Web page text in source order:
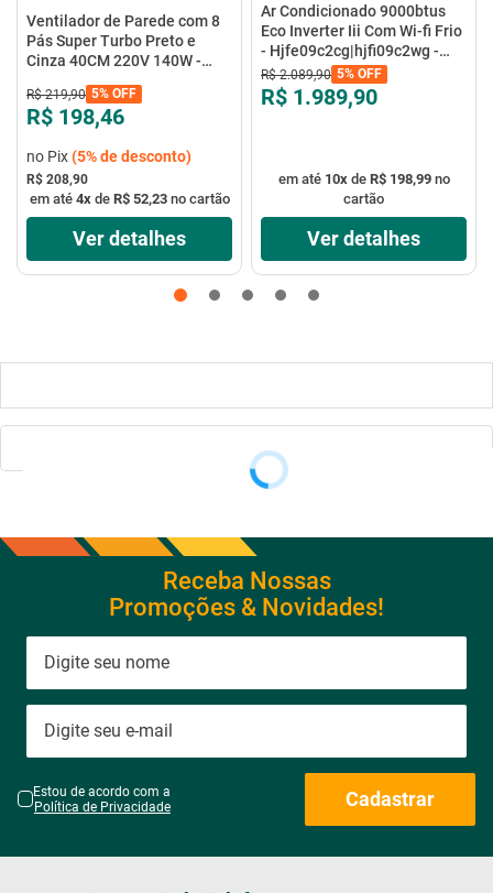
Ventilador de Parede com 8
Pás Super Turbo Preto e
Cinza 40CM 220V 140W -
R$ 219,90 5% OFF
R$ 198,46
no Pix(5%de desconto)
R$ 208,90
em até 4xde R$ 52,23no cartão
Ver detalhes
Ar Condicionado 9000btus
Eco Inverter Iii Com Wi-fi Frio
- Hjfe09c2cg|hjfi09c2wg -
Elgin
R$ 2.089,90 5% OFF
R$ 1.989,90
em até 10xde R$ 198,99no
cartão
Ver detalhes
Receba Nossas
Promoções & Novidades!
Estou de acordo com a
Política de Privacidade
Cadastrar